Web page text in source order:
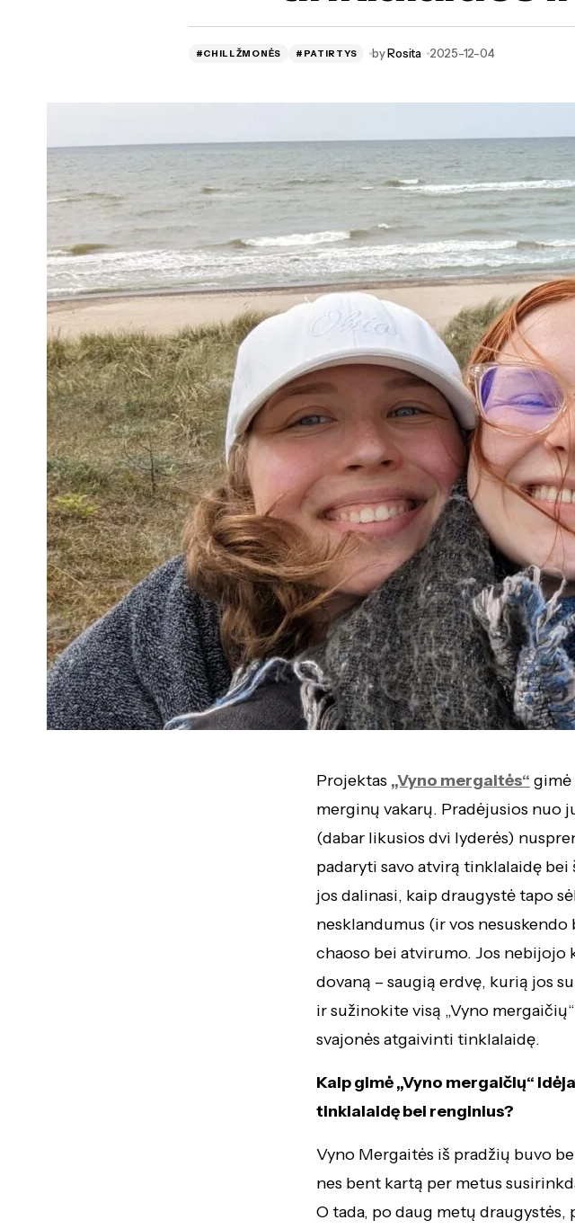
#CHILLŽMONĖS #PATIRTYS byRosita 2025-12-04
Projektas „Vyno mergaitės“ gimė
merginų vakarų. Pradėjusios nuo
(dabar likusios dvi lyderės)
padaryti savo atvirą tinklalaidę
jos dalinasi, kaip draugystė tapo
nesklandumus (ir vos
chaoso bei atvirumo. Jos nebijojo
dovaną – saugią erdvę, kurią jos
ir sužinokite visą „Vyno
svajonės atgaivinti tinklalaidę.
Kaip gimė „Vyno mergaičių“
tinklalaidę bei renginius?
Vyno Mergaitės iš pradžių buvo
nes bent kartą per metus
O tada, po daug metų